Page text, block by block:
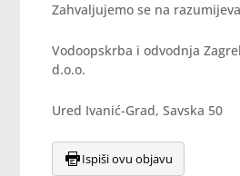
Zahvaljujemo se na
Vodoopskrba i odvodnja
d.o.o.
Ured Ivanić-Grad, Savska 50
Ispiši ovu objavu